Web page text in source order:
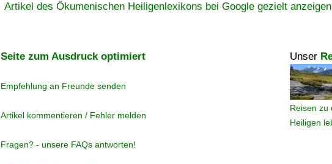
Artikel des Ökumenischen Heiligenlexikons bei Google gezielt anzeigen
Seite zum Ausdruck optimiert Unser
Reisen zu
Heiligen
Empfehlung an Freunde senden
Artikel kommentieren / Fehler melden
Fragen? - unsere FAQs antworten!